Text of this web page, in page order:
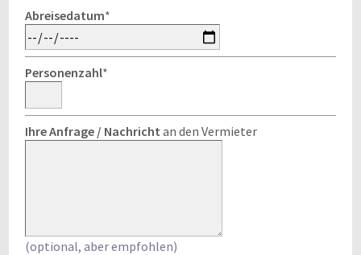
Abreisedatum*
Personenzahl*
Ihre Anfrage / Nachricht an den Vermieter
(optional, aber empfohlen)